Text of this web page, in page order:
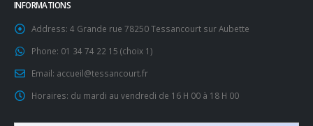
INFORMATIONS
Address: 4 Grande rue 78250 Tessancourt sur Aubette
Phone: 01 34 74 22 15 (choix 1)
Email: accueil@tessancourt.fr
Horaires: du mardi au vendredi de 16 H 00 à 18 H 00